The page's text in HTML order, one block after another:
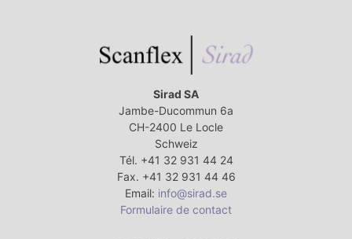
Sirad SA
Jambe-Ducommun 6a
CH-2400 Le Locle
Schweiz
Tél. +41 32 931 44 24
Fax. +41 32 931 44 46
Email: info@sirad.se
Formulaire de contact